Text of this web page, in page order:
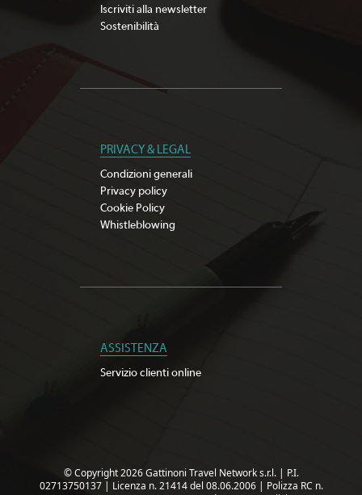
Iscriviti alla newsletter
Sostenibilità
PRIVACY & LEGAL
Condizioni generali
Privacy policy
Cookie Policy
Whistleblowing
ASSISTENZA
Servizio clienti online
© Copyright 2026 Gattinoni Travel Network s.r.l. | P.I.
02713750137 | Licenza n. 21414 del 08.06.2006 | Polizza RC n.